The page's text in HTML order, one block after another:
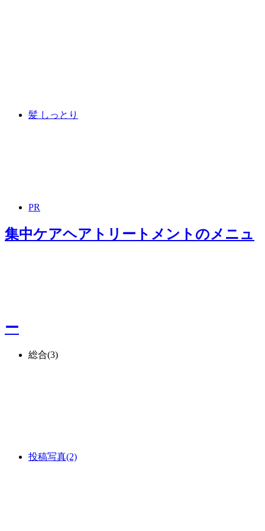
髪 しっとり
PR
集中ケアヘアトリートメント のメニュ
ー
総合(3)
投稿写真(2)